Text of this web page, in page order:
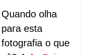
Quando olha
para esta
fotografia o que